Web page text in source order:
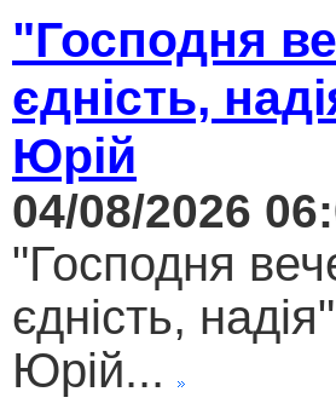
"Господня
єдність,
Юрій
04/08/2026
"Господня
єдність,
Юрій...